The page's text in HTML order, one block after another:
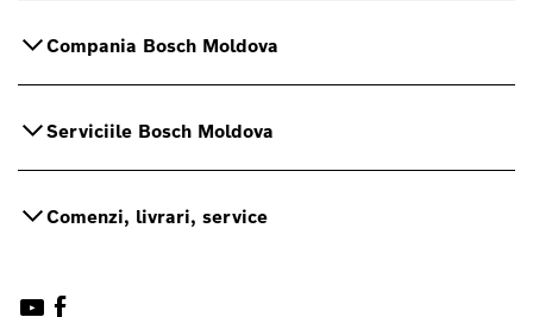
Compania Bosch Moldova
Serviciile Bosch Moldova
Comenzi, livrari, service